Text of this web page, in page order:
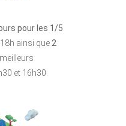
pour les 1/5
ainsi que 2
et 16h30.